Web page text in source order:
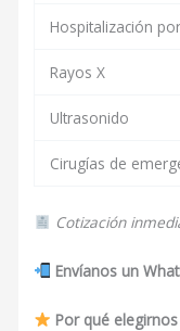
Hospitalización
Rayos X
Ultrasonido
Cirugías de
Cotización
Envíanos un
Por qué